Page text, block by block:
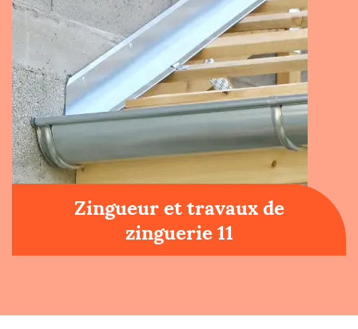
Zingueur et travaux de
zinguerie 11